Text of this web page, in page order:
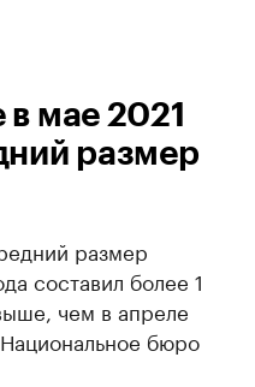
мае 2021
размер
размер
составил более 1
чем в апреле
бюро